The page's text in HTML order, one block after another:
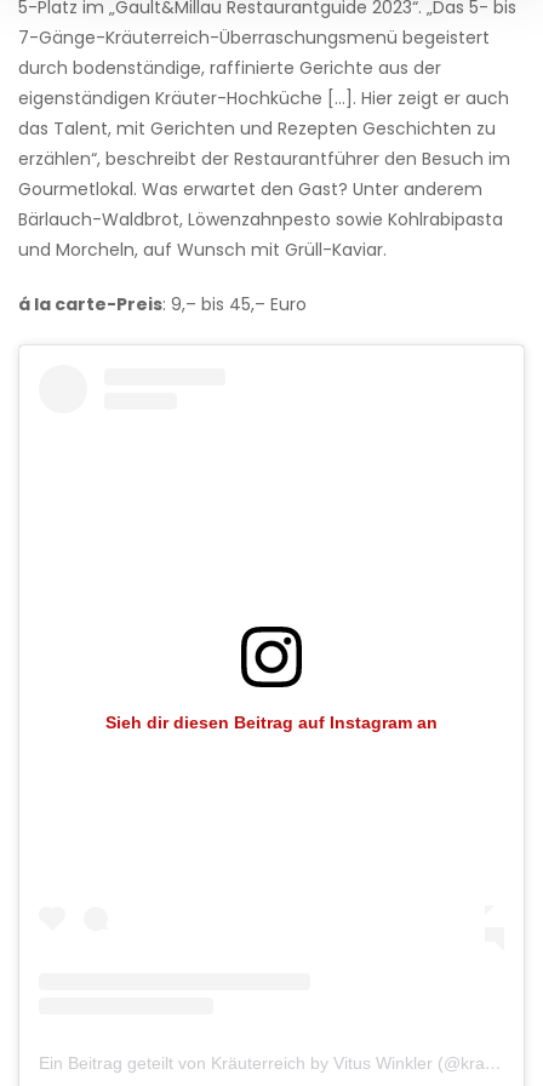
5-Platz im „Gault&Millau Restaurantguide 2023“. „Das 5- bis
7-Gänge-Kräuterreich-Überraschungsmenü begeistert
durch bodenständige, raffinierte Gerichte aus der
eigenständigen Kräuter-Hochküche […]. Hier zeigt er auch
das Talent, mit Gerichten und Rezepten Geschichten zu
erzählen“, beschreibt der Restaurantführer den Besuch im
Gourmetlokal. Was erwartet den Gast? Unter anderem
Bärlauch-Waldbrot, Löwenzahnpesto sowie Kohlrabipasta
und Morcheln, auf Wunsch mit Grüll-Kaviar.
á la carte-Preis: 9,– bis 45,– Euro
Sieh dir diesen Beitrag auf Instagram an
Ein Beitrag geteilt von Kräuterreich by Vitus Winkler (@kraeuterreich_vituswinkler)